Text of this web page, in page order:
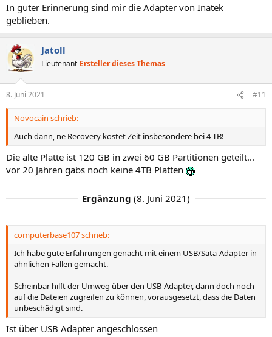
In guter Erinnerung sind mir die Adapter von Inatek
geblieben.
Jatoll
Lieutenant Ersteller dieses Themas
8. Juni 2021 #11
Novocain schrieb:
Auch dann, ne Recovery kostet Zeit insbesondere bei 4 TB!
Die alte Platte ist 120 GB in zwei 60 GB Partitionen geteilt...
vor 20 Jahren gabs noch keine 4TB Platten
Ergänzung (8. Juni 2021)
computerbase107 schrieb:
Ich habe gute Erfahrungen genacht mit einem USB/Sata-Adapter in
ähnlichen Fällen gemacht.
Scheinbar hilft der Umweg über den USB-Adapter, dann doch noch
auf die Dateien zugreifen zu können, vorausgesetzt, dass die Daten
unbeschädigt sind.
Ist über USB Adapter angeschlossen